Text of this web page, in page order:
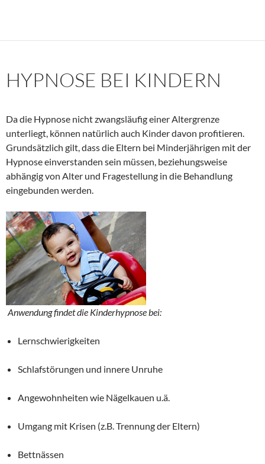
HYPNOSE BEI KINDERN
Da die Hypnose nicht zwangsläufig einer Altergrenze
unterliegt, können natürlich auch Kinder davon profitieren.
Grundsätzlich gilt, dass die Eltern bei Minderjährigen mit der
Hypnose einverstanden sein müssen, beziehungsweise
abhängig von Alter und Fragestellung in die Behandlung
eingebunden werden.
Anwendung findet die Kinderhypnose bei:
Lernschwierigkeiten
Schlafstörungen und innere Unruhe
Angewohnheiten wie Nägelkauen u.ä.
Umgang mit Krisen (z.B. Trennung der Eltern)
Bettnässen